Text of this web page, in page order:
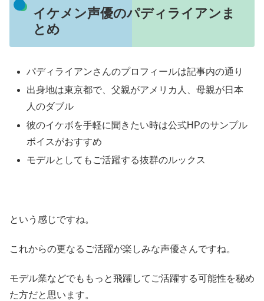
イケメン声優のパディライアンま
とめ
パディライアンさんのプロフィールは記事内の通り
出身地は東京都で、父親がアメリカ人、母親が日本
人のダブル
彼のイケボを手軽に聞きたい時は公式HPのサンプル
ボイスがおすすめ
モデルとしてもご活躍する抜群のルックス
という感じですね。
これからの更なるご活躍が楽しみな声優さんですね。
モデル業などでももっと飛躍してご活躍する可能性を秘め
た方だと思います。